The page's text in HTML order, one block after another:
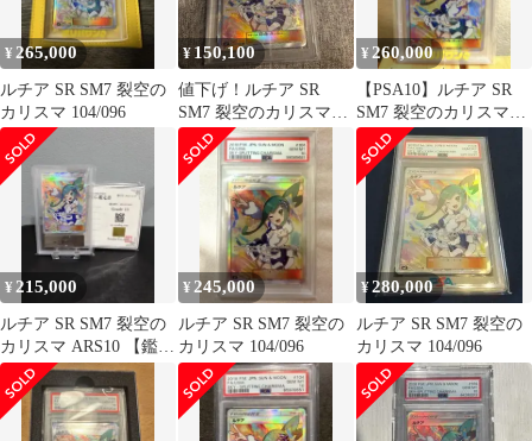
¥265,000
ルチア SR SM7 裂空の
カリスマ 104/096
¥ 150,100
値下げ！ルチア SR
SM7 裂空のカリスマ
104/096 psa9
¥260,000
【PSA10】ルチア SR
SM7 裂空のカリスマ
104/096
¥215,000
ルチア SR SM7 裂空の
カリスマ ARS10 【鑑定
書付き】
¥245,000
ルチア SR SM7 裂空の
カリスマ 104/096
¥280,000
ルチア SR SM7 裂空の
カリスマ 104/096